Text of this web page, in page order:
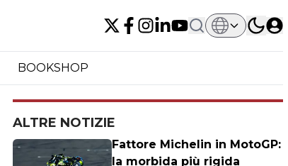
BOOKSHOP
ALTRE NOTIZIE
Fattore Michelin in MotoGP:
la morbida più rigida